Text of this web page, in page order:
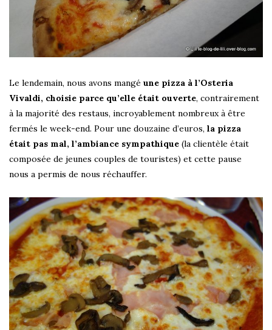
Le lendemain, nous avons mangé une pizza à l’Osteria
Vivaldi, choisie parce qu’elle était ouverte, contrairement
à la majorité des restaus, incroyablement nombreux à être
fermés le week-end. Pour une douzaine d’euros, la pizza
était pas mal, l’ambiance sympathique (la clientèle était
composée de jeunes couples de touristes) et cette pause
nous a permis de nous réchauffer.